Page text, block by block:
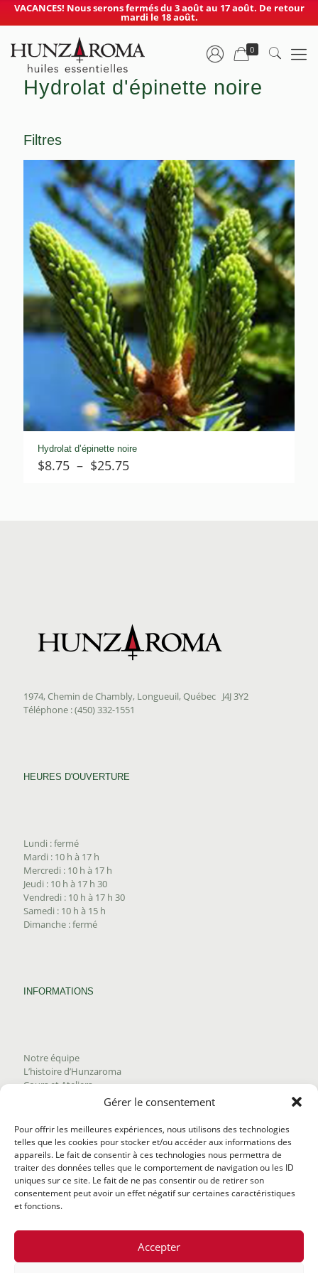
Gérer le consentement
Pour offrir les meilleures expériences, nous utilisons des technologies
telles que les cookies pour stocker et/ou accéder aux informations des
appareils. Le fait de consentir à ces technologies nous permettra de
traiter des données telles que le comportement de navigation ou les ID
uniques sur ce site. Le fait de ne pas consentir ou de retirer son
consentement peut avoir un effet négatif sur certaines caractéristiques
et fonctions.
Accepter
VACANCES! Nous serons fermés du 3 août au 17 août. De retour
mardi le 18 août.
0
Hydrolat d'épinette noire
Filtres
Hydrolat d’épinette noire
$8.75 – $25.75Plage
1974, Chemin de Chambly, Longueuil, Québec J4J 3Y2
Téléphone : (450) 332-1551
HEURES D'OUVERTURE
Lundi : fermé
Mardi : 10 h à 17 h
Mercredi : 10 h à 17 h
Jeudi : 10 h à 17 h 30
Vendredi : 10 h à 17 h 30
Samedi : 10 h à 15 h
Dimanche : fermé
INFORMATIONS
Notre équipe
L’histoire d’Hunzaroma
Cours et Ateliers
Trouver nos produits
Politique de frais d'envoi
Termes et conditions
Politique de remboursement